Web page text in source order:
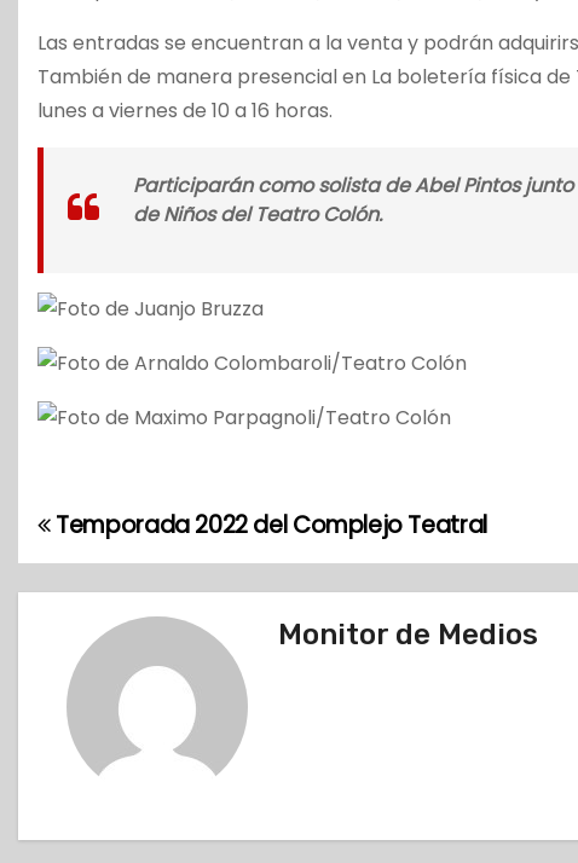
Las entradas se encuentran a la venta y podrán
También de manera presencial en La boletería física
lunes a viernes de 10 a 16 horas.
Participarán como solista de Abel Pintos
de Niños del Teatro Colón.
N
a
c
Temporada 2022 del Complejo Teatral
Monitor de Medios